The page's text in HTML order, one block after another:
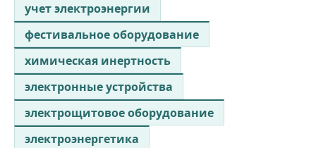
учет электроэнергии
фестивальное оборудование
химическая инертность
электронные устройства
электрощитовое оборудование
электроэнергетика